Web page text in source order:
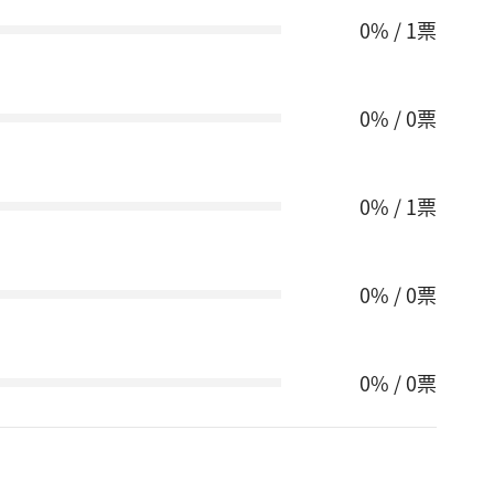
0% / 1票
0% / 0票
0% / 1票
0% / 0票
0% / 0票